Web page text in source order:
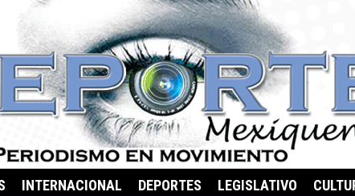
INTERNACIONAL DEPORTES LEGISLATIVO